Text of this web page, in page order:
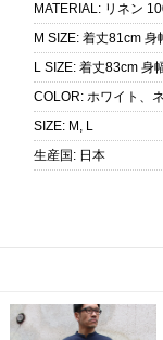
MATERIAL: リネン
M SIZE: 着丈81cm 身
L SIZE: 着丈83cm 身
COLOR: ホワイト、
SIZE: M, L
生産国 : 日本